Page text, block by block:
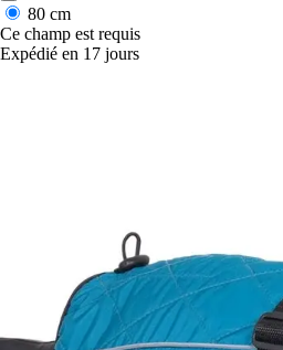
80 cm
Ce champ est requis
Expédié en 17 jours